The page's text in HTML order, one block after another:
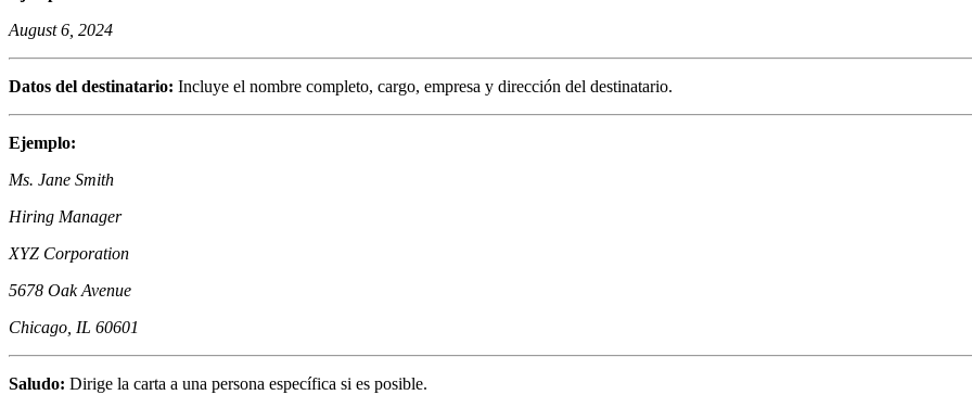
August 6, 2024
Datos del destinatario: Incluye el nombre completo, cargo, empresa y dirección del destinatario.
Ejemplo:
Ms. Jane Smith
Hiring Manager
XYZ Corporation
5678 Oak Avenue
Chicago, IL 60601
Saludo: Dirige la carta a una persona específica si es posible.